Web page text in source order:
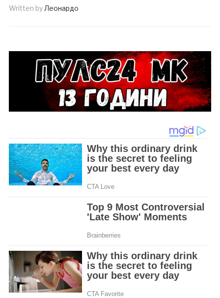
Written byЛеонардо